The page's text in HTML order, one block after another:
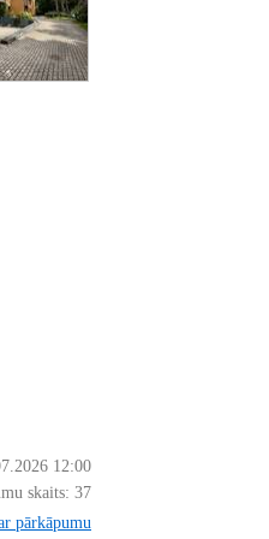
12:00
skaits: 37
pārkāpumu